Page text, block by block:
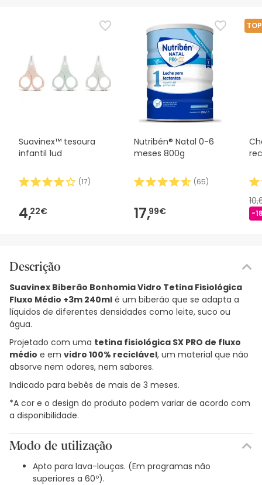
Suavinex™ tesoura
infantil 1ud
(17)
4,22€
Nutribén® Natal 0-6
meses 800g
(65)
17,99€ -
Descrição
Suavinex Biberão Bonhomia Vidro Tetina Fisiológica
Fluxo Médio +3m 240ml é um biberão que se adapta a
líquidos de diferentes densidades como leite, suco ou
água.
Projetado com uma tetina fisiológica SX PRO de fluxo
médio e em vidro 100% reciclável, um material que não
absorve nem odores, nem sabores.
Indicado para bebês de mais de 3 meses.
*A cor e o design do produto podem variar de acordo com
a disponibilidade.
Modo de utilização
Apto para lava-louças. (Em programas não
superiores a 60º).